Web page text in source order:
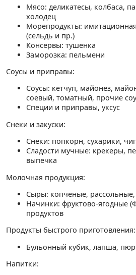
Мясо: деликатесы, колбаса,
холодец
Морепродукты:
(сельдь и пр.)
Консервы: тушенка
Заморозка: пельмени
Соусы и приправы:
Соусы: кетчуп, майонез,
соевый, томатный, прочие
Специи и приправы, уксус
Снеки и закуски:
Снеки: попкорн, сухарики,
Сладости мучные: крекеры,
выпечка
Молочная продукция:
Сыры: копченые,
Начинки: фруктово-ягодные
продуктов
Продукты быстрого приготовления:
Бульонный кубик, лапша,
Напитки: